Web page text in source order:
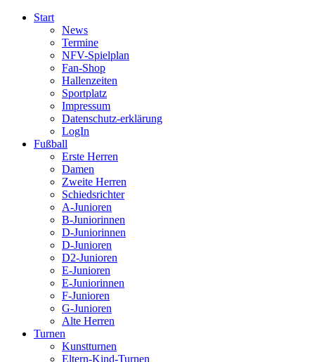
Start
News
Termine
NFV-Spielplan
Fan-Shop
Hallenzeiten
Sportplatz
Impressum
Datenschutz-erklärung
LogIn
Fußball
Erste Herren
Damen
Zweite Herren
Schiedsrichter
A-Junioren
B-Juniorinnen
D-Juniorinnen
D-Junioren
D2-Junioren
E-Junioren
E-Juniorinnen
F-Junioren
G-Junioren
Alte Herren
Turnen
Kunstturnen
Eltern-Kind-Turnen